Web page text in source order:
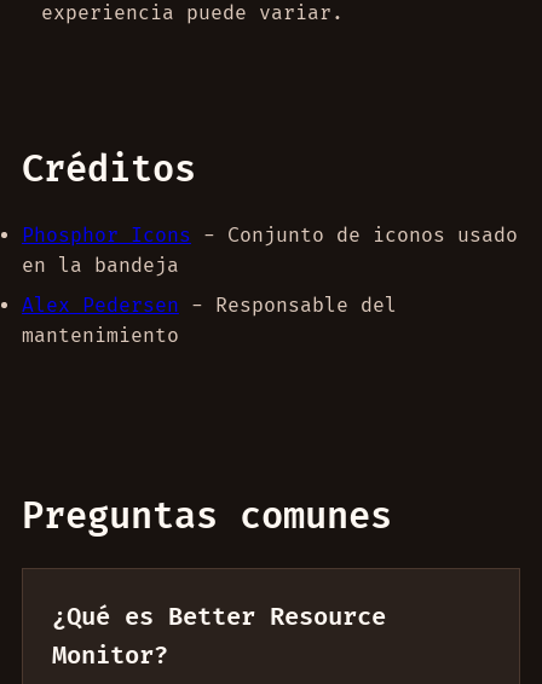
experiencia puede variar.
Créditos
Phosphor Icons - Conjunto de iconos usado
en la bandeja
Alex Pedersen - Responsable del
mantenimiento
Preguntas comunes
¿Qué es Better Resource
Monitor?